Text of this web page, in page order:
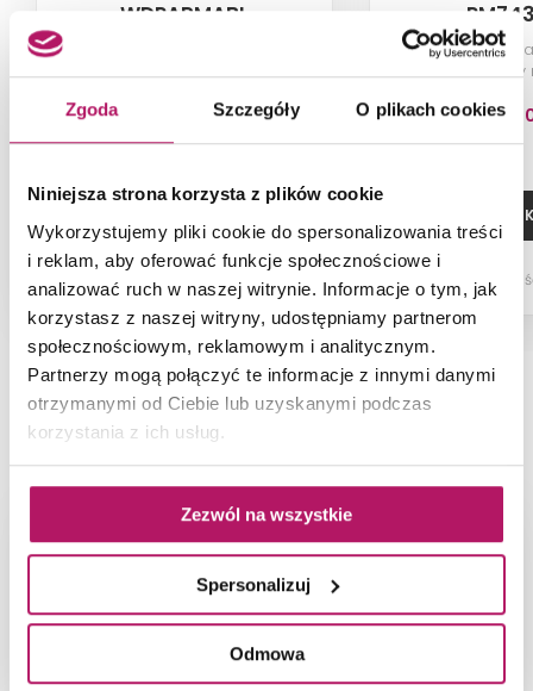
Zgoda Szczegóły O plikach cookies
Niniejsza strona korzysta z plików cookie
Wykorzystujemy pliki cookie do spersonalizowania treści
i reklam, aby oferować funkcje społecznościowe i
analizować ruch w naszej witrynie. Informacje o tym, jak
korzystasz z naszej witryny, udostępniamy partnerom
społecznościowym, reklamowym i analitycznym.
Partnerzy mogą połączyć te informacje z innymi danymi
otrzymanymi od Ciebie lub uzyskanymi podczas
korzystania z ich usług.
Zezwól na wszystkie
Spersonalizuj
Odmowa
WDPARMABL
Wylewka naścienna, czarny mat
334,40 PLN
Dostępność: na zamówienie
Bateria
czarny
1
DODAJ DO
NAJNOWSZE ARTYKUŁY